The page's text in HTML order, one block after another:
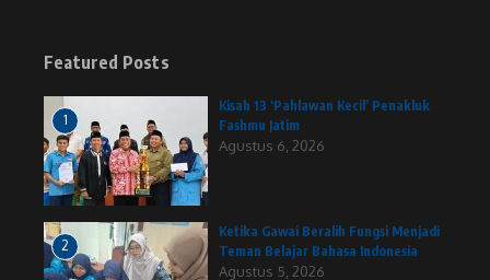
Featured Posts
1
Kisah 13 ‘Pahlawan Kecil’ Penakluk
Fashmu Jatim
Agustus 6, 2026
2
Ketika Gawai Beralih Fungsi Menjadi
Teman Belajar Bahasa Indonesia
Agustus 5, 2026